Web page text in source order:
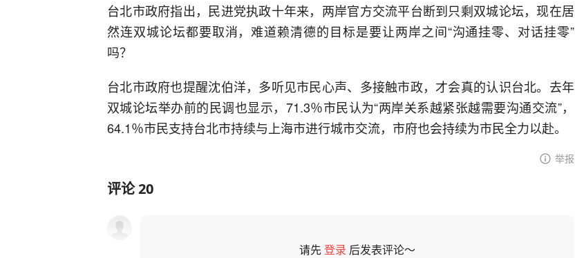
台北市政府指出，民进党执政十年来，两岸官方交流平台断到只剩双城论坛，现在居
然连双城论坛都要取消，难道赖清德的目标是要让两岸之间“沟通挂零、对话挂零”
吗？
台北市政府也提醒沈伯洋，多听见市民心声、多接触市政，才会真的认识台北。去年
双城论坛举办前的民调也显示，71.3％市民认为“两岸关系越紧张越需要沟通交流”，
64.1％市民支持台北市持续与上海市进行城市交流，市府也会持续为市民全力以赴。
举报
评论20
请先登录 后发表评论～